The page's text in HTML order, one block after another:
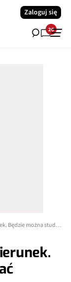
Zaloguj się
26
SGH uruchomi nowy kierunek. Będzie można studiować fintech w Polsce